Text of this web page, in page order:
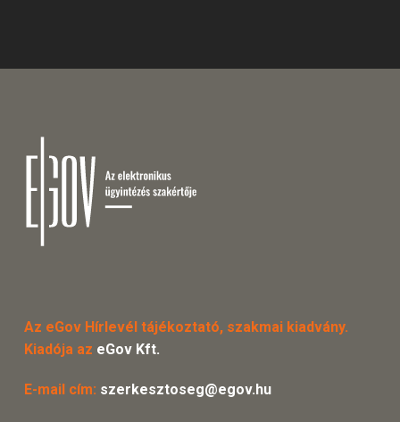
Az eGov Hírlevél tájékoztató, szakmai kiadvány.
Kiadója az eGov Kft.
E-mail cím: szerkesztoseg@egov.hu